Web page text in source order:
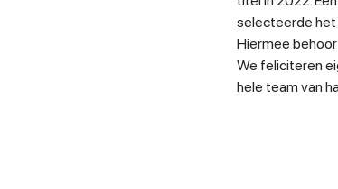
selecteerde het
Hiermee
We feliciteren
hele team van